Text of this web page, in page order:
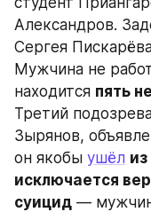
Александров.
Сергея
Мужчина не
находится пять
Третий
Зырянов,
он якобы ушёл
исключается
суицид —